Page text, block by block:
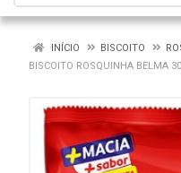
INÍCIO BISCOITO
BISCOITO ROSQUINHA BELMA